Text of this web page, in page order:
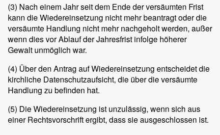
(3) Nach einem Jahr seit dem Ende der versäumten Frist
kann die Wiedereinsetzung nicht mehr beantragt oder die
versäumte Handlung nicht mehr nachgeholt werden, außer
wenn dies vor Ablauf der Jahresfrist infolge höherer
Gewalt unmöglich war.
(4) Über den Antrag auf Wiedereinsetzung entscheidet die
kirchliche Datenschutzaufsicht, die über die versäumte
Handlung zu befinden hat.
(5) Die Wiedereinsetzung ist unzulässig, wenn sich aus
einer Rechtsvorschrift ergibt, dass sie ausgeschlossen ist.